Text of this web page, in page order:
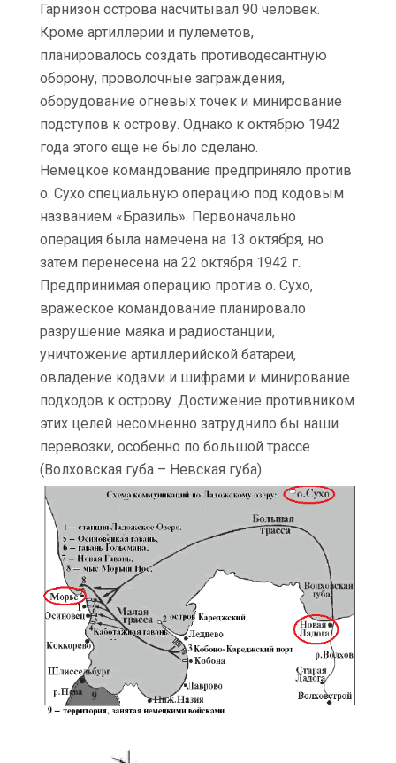
Гарнизон острова насчитывал 90 человек.
Кроме артиллерии и пулеметов,
планировалось создать противодесантную
оборону, проволочные заграждения,
оборудование огневых точек и минирование
подступов к острову. Однако к октябрю 1942
года этого еще не было сделано.
Немецкое командование предприняло против
о. Сухо специальную операцию под кодовым
названием «Бразиль». Первоначально
операция была намечена на 13 октября, но
затем перенесена на 22 октября 1942 г.
Предпринимая операцию против о. Сухо,
вражеское командование планировало
разрушение маяка и радиостанции,
уничтожение артиллерийской батареи,
овладение кодами и шифрами и минирование
подходов к острову. Достижение противником
этих целей несомненно затруднило бы наши
перевозки, особенно по большой трассе
(Волховская губа – Невская губа).